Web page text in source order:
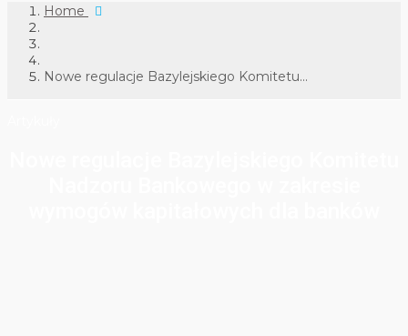
Home
Nowe regulacje Bazylejskiego Komitetu...